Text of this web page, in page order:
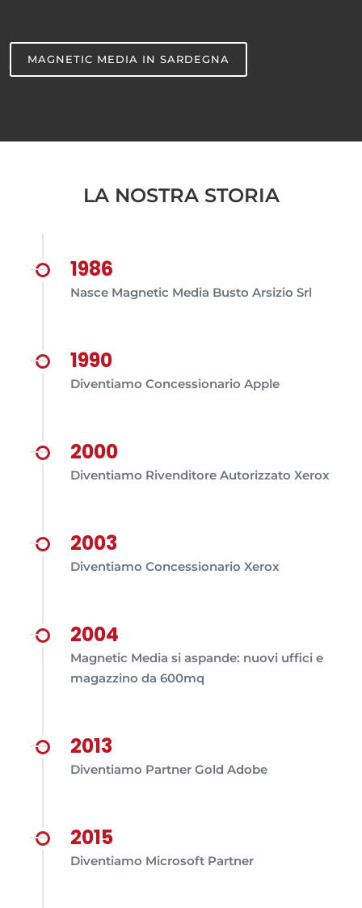
MAGNETIC MEDIA IN SARDEGNA
LA NOSTRA STORIA
1986
Nasce Magnetic Media Busto Arsizio Srl
1990
Diventiamo Concessionario Apple
2000
Diventiamo Rivenditore Autorizzato Xerox
2003
Diventiamo Concessionario Xerox
2004
Magnetic Media si aspande: nuovi uffici e
magazzino da 600mq
2013
Diventiamo Partner Gold Adobe
2015
Diventiamo Microsoft Partner